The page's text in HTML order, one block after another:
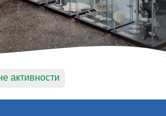
активности